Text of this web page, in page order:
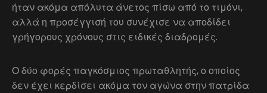
ήταν ακόμα απόλυτα άνετος πίσω από το τιμόνι,
αλλά η προσέγγισή του συνέχισε να αποδίδει
γρήγορους χρόνους στις ειδικές διαδρομές.
Ο δύο φορές παγκόσμιος πρωταθλητής, ο οποίος
δεν έχει κερδίσει ακόμα τον αγώνα στην πατρίδα